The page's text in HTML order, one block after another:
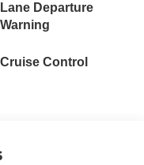
Lane Departure
Warning
Cruise Control